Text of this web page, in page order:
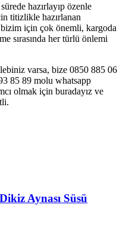
hazırlayıp özenle
titizlikle hazırlanan
için çok önemli, kargoda
sırasında her türlü önlemi
varsa, bize 0850 885 06
85 89 molu whatsapp
olmak için buradayız ve
Aynası Süsü